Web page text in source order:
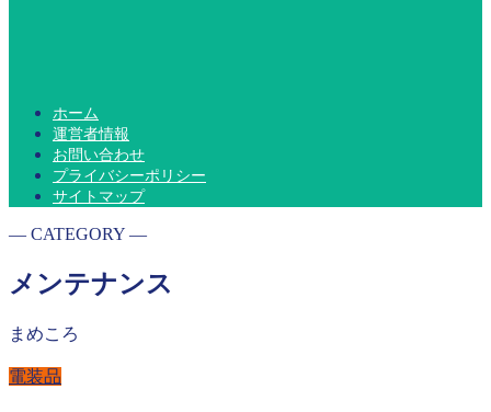
ホーム
運営者情報
お問い合わせ
プライバシーポリシー
サイトマップ
― CATEGORY ―
メンテナンス
まめころ
電装品